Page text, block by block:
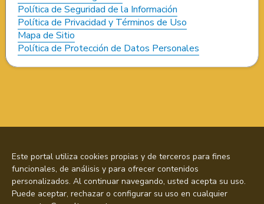
Política de Seguridad de la Información
Política de Privacidad y Términos de Uso
Mapa de Sitio
Política de Protección de Datos Personales
Este portal utiliza cookies propias y de terceros para fines
funcionales, de análisis y para ofrecer contenidos
personalizados. Al continuar navegando, usted acepta su uso.
Puede aceptar, rechazar o configurar su uso en cualquier